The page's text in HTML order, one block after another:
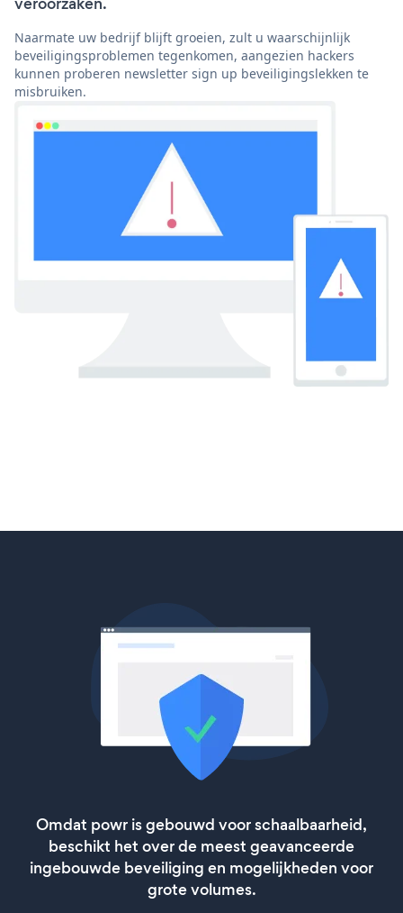
Naarmate uw bedrijf blijft groeien, zult u waarschijnlijk
beveiligingsproblemen tegenkomen, aangezien hackers
kunnen proberen newsletter sign up beveiligingslekken te
misbruiken.
Omdat powr is gebouwd voor schaalbaarheid,
beschikt het over de meest geavanceerde
ingebouwde beveiliging en mogelijkheden voor
grote volumes.